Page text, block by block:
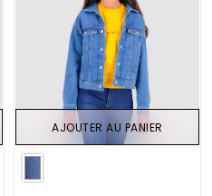
AJOUTER AU PANIER